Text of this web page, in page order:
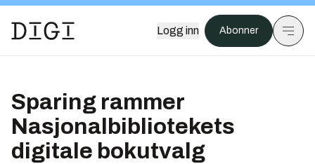
Logg inn Abonner
Sparing rammer
Nasjonalbibliotekets
digitale bokutvalg